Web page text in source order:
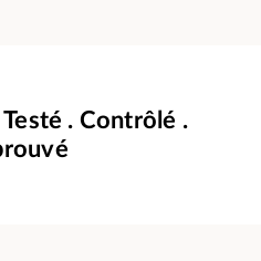
Testé . Contrôlé .